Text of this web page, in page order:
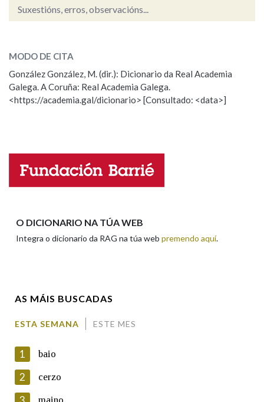
Marcas gramaticais
LIMPAR
Suxestións, erros, observacións...
ESCOLLE UNHA OPCIÓN:
Observación Hai un erro na palabra
Propoño mellorar a definición
Nome
MODO DE CITA
González González, M. (dir.): Dicionario da Real Academia
Galega. A Coruña: Real Academia Galega.
<https://academia.gal/dicionario> [Consultado: <data>]
O DICIONARIO NA TÚA WEB
Integra o dicionario da RAG na túa web premendo aquí.
AS MÁIS BUSCADAS
ESTA SEMANA ESTE MES
1 baio
2 cerzo
maino